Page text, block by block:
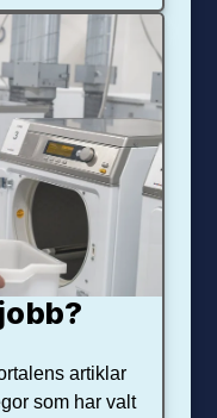
artiklar
som har valt